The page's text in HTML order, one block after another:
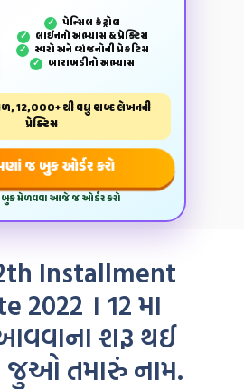
✓ પેન્‍સિલ કંટ્રોલ
✓ લાઈનનો અભ્યાસ & પ્રેક્ટિસ
✓ સ્વરો અને વ્યંજનોની પ્રેકટિસ
✓ બારાખડીનો અભ્યાસ
12,000+ થી વધુ શબ્દ લેખનની
પ્રેક્ટિસ
જ બુક ઓર્ડર કરો
બુક મેળવવા આજે જ ઓર્ડર કરો
Installment
2022 । 12 મા
આવવાના શરૂ થઈ
જુઓ તમારું નામ.